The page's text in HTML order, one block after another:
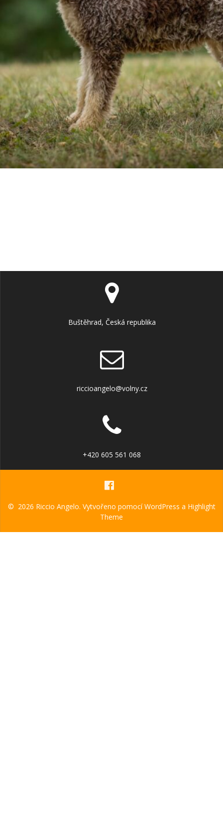
Buštěhrad, Česká republika
riccioangelo@volny.cz
+420 605 561 068
© 2026 Riccio Angelo. Vytvořeno pomocí WordPress a Highlight
Theme